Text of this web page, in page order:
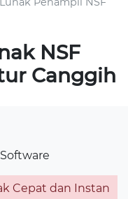
NSF
Canggih
Cepat dan Instan